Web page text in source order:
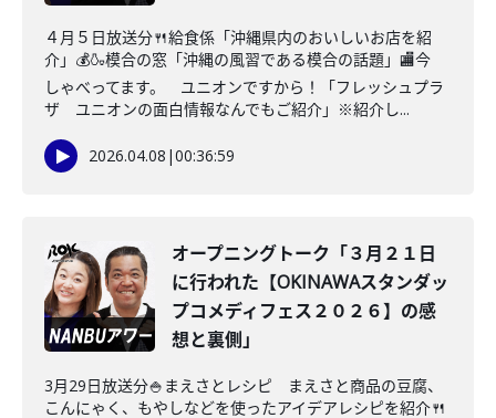
４月５日放送分🍴給食係「沖縄県内のおいしいお店を紹
介」💰🍶模合の窓「沖縄の風習である模合の話題」🏬今
しゃべってます。 ユニオンですから！「フレッシュプラ
ザ ユニオンの面白情報なんでもご紹介」※紹介し...
2026.04.08 |00:36:59
オープニングトーク「３月２１日
に行われた【OKINAWAスタンダッ
プコメディフェス２０２６】の感
想と裏側」
3月29日放送分🍚まえさとレシピ まえさと商品の豆腐、
こんにゃく、もやしなどを使ったアイデアレシピを紹介🍴